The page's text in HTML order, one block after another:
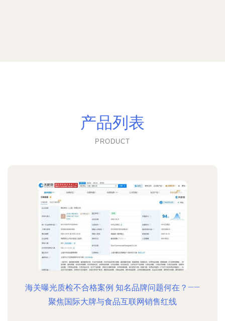
产品列表
PRODUCT
海关曝光质检不合格案例 知名品牌问题何在？——
聚焦国际大牌与食品互联网销售红线